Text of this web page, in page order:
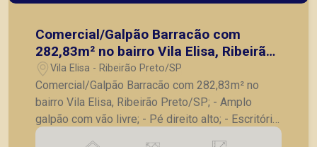
Comercial/Galpão Barracão com
282,83m² no bairro Vila Elisa, Ribeirão
Preto/SP;
Vila Elisa - Ribeirão Preto/SP
Comercial/Galpão Barracão com 282,83m² no
bairro Vila Elisa, Ribeirão Preto/SP; - Amplo
galpão com vão livre; - Pé direito alto; - Escritório;
- 02 banheiros; - Copa; - Pequeno quintal com